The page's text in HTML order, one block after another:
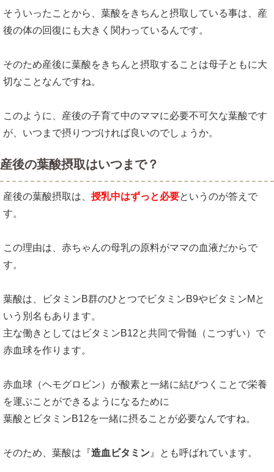
そういったことから、葉酸をきちんと摂取している事は、産
後の体の回復にも大きく関わっているんです。
そのため産後に葉酸をきちんと摂取することは母子ともに大
切なことなんですね。
このように、産後の子育て中のママに必要不可欠な葉酸です
が、いつまで摂りつづければ良いのでしょうか。
産後の葉酸摂取はいつまで？
産後の葉酸摂取は、 授乳中はずっと必要というのが答えで
す。
この理由は、赤ちゃんの母乳の原料がママの血液だからで
す。
葉酸は、ビタミンB群のひとつでビタミンB9やビタミンMと
いう別名もあります。
主な働きとしてはビタミンB12と共同で骨髄（こつずい）で
赤血球を作ります。
赤血球（ヘモグロビン）が酸素と一緒に結びつくことで栄養
を運ぶことができるようになるために
葉酸とビタミンB12を一緒に摂ることが必要なんですね。
そのため、葉酸は『造血ビタミン 』とも呼ばれています。